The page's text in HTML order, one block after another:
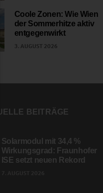
Coole Zonen: Wie Wien
der Sommerhitze aktiv
entgegenwirkt
3. AUGUST 2026
BEITRÄGE
Solarmodul mit 34,4 %
Wirkungsgrad: Fraunhofer
ISE setzt neuen Rekord